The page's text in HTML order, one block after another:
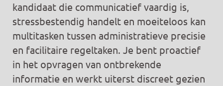
kandidaat die communicatief vaardig is,
stressbestendig handelt en moeiteloos kan
multitasken tussen administratieve precisie
en facilitaire regeltaken. Je bent proactief
in het opvragen van ontbrekende
informatie en werkt uiterst discreet gezien